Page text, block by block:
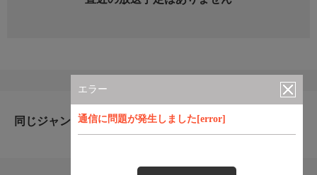
エラー
通信に問題が発生しました[error]
同じジャンルのおすすめ番組